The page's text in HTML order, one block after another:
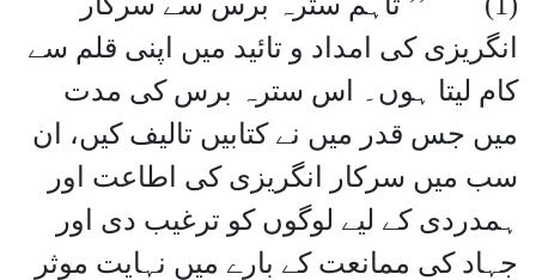
انگریزی کی امداد و تائید میں اپنی قلم سے
کام لیتا ہوں۔ اس سترہ برس کی مدت
میں جس قدر میں نے کتابیں تالیف کیں، ان
سب میں سرکار انگریزی کی اطاعت اور
ہمدردی کے لیے لوگوں کو ترغیب دی اور
جہاد کی ممانعت کے بارے میں نہایت موثر